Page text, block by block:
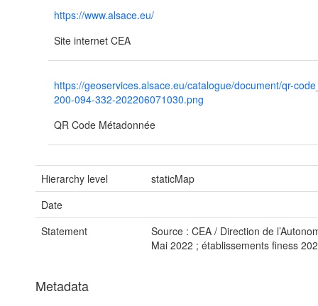
https://www.alsace.eu/
Site internet CEA
https://geoservices.alsace.eu/catalogue/document/qr-
200-094-332-202206071030.png
QR Code Métadonnée
Hierarchy level
staticMap
Date
Statement
Source : CEA / Direction de
Mai 2022 ; établissements finess
Metadata